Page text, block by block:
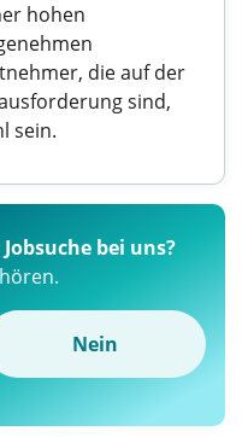
hohen
die auf der
sind,
sein.
bei uns?
Nein